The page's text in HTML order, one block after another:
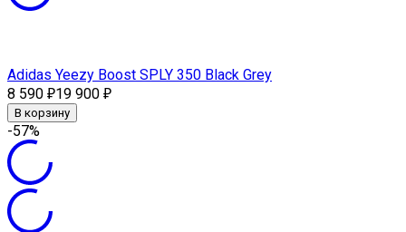
Adidas Yeezy Boost SPLY 350 Black Grey
8 590 ₽19 900 ₽
В корзину
-57%